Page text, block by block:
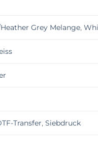
Grey Melange,
Transfer,Siebdruck